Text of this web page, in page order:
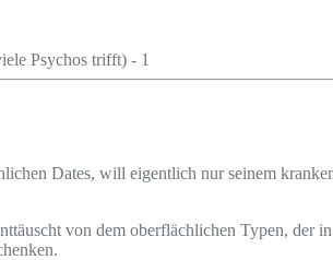
Dates, will eigentlich nur seinem
von dem oberflächlichen Typen,